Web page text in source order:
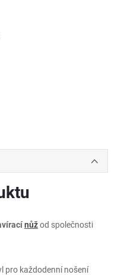
nůžod společnosti
pro každodenní nošení